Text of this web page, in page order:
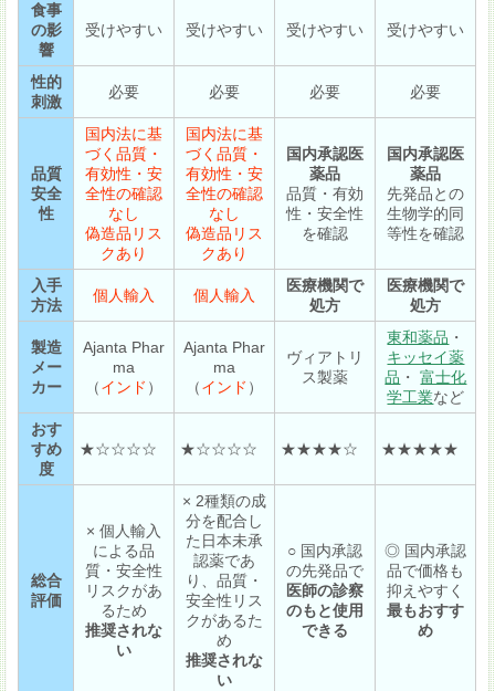
食事
の影
響
受けやすい 受けやすい 受けやすい 受けやすい
性的
刺激
必要 必要 必要 必要
品質
安全
性
国内法に基
づく品質・
有効性・安
全性の確認
なし
偽造品リス
クあり
国内法に基
づく品質・
有効性・安
全性の確認
なし
偽造品リス
クあり
国内承認医
薬品
品質・有効
性・安全性
を確認
国内承認医
薬品
先発品との
生物学的同
等性を確認
入手
方法
個人輸入 個人輸入
医療機関で
処方
医療機関で
処方
製造
メー
カー
Ajanta Phar
ma
（インド ）
Ajanta Phar
ma
（インド ）
ヴィアトリ
ス製薬
東和薬品 ・
キッセイ薬
品 ・富士化
学工業など
おす
すめ
度
★☆☆☆☆ ★☆☆☆☆ ★★★★☆ ★★★★★
総合
評価
× 個人輸入
による品
質・安全性
リスクがあ
るため
推奨されな
い
× 2種類の成
分を配合し
た日本未承
認薬であ
り、品質・
安全性リス
クがあるた
め
推奨されな
い
○ 国内承認
の先発品で
医師の診察
のもと使用
できる
◎ 国内承認
品で価格も
抑えやすく
最もおすす
め